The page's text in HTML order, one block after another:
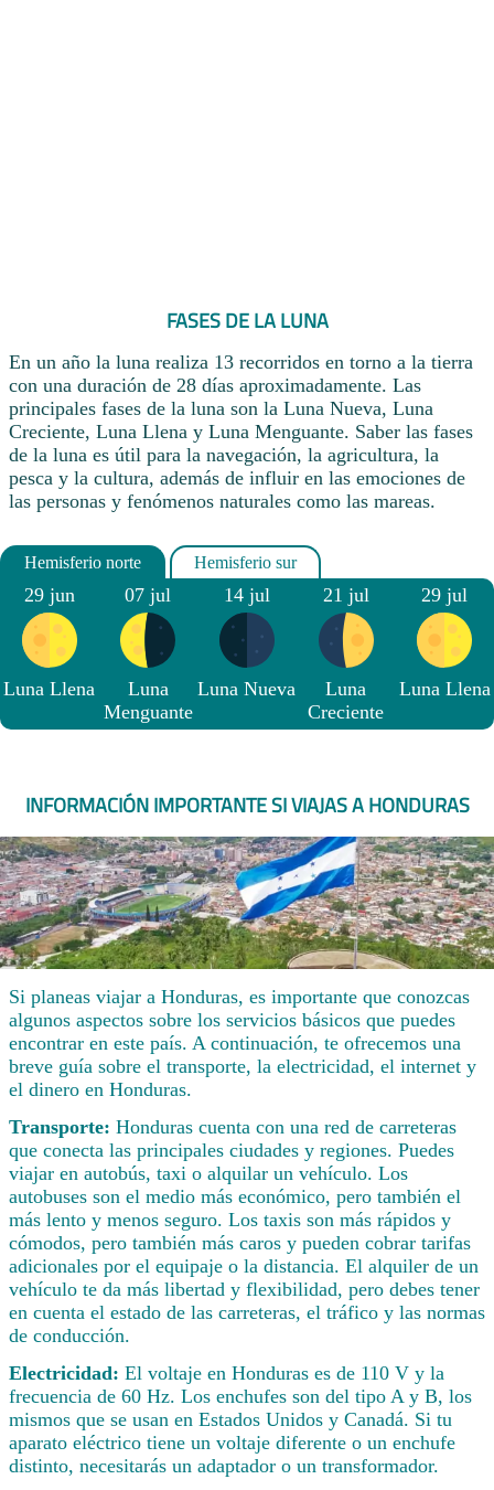
FASES DE LA LUNA
En un año la luna realiza 13 recorridos en torno a la tierra
con una duración de 28 días aproximadamente. Las
principales fases de la luna son la Luna Nueva, Luna
Creciente, Luna Llena y Luna Menguante. Saber las fases
de la luna es útil para la navegación, la agricultura, la
pesca y la cultura, además de influir en las emociones de
las personas y fenómenos naturales como las mareas.
29 jun
Luna Llena
07 jul
Luna
Menguante
14 jul
Luna Nueva
21 jul
Luna
Creciente
29 jul
Luna Llena
INFORMACIÓN IMPORTANTE SI VIAJAS A HONDURAS
Si planeas viajar a Honduras, es importante que conozcas
algunos aspectos sobre los servicios básicos que puedes
encontrar en este país. A continuación, te ofrecemos una
breve guía sobre el transporte, la electricidad, el internet y
el dinero en Honduras.
Transporte: Honduras cuenta con una red de carreteras
que conecta las principales ciudades y regiones. Puedes
viajar en autobús, taxi o alquilar un vehículo. Los
autobuses son el medio más económico, pero también el
más lento y menos seguro. Los taxis son más rápidos y
cómodos, pero también más caros y pueden cobrar tarifas
adicionales por el equipaje o la distancia. El alquiler de un
vehículo te da más libertad y flexibilidad, pero debes tener
en cuenta el estado de las carreteras, el tráfico y las normas
de conducción.
Electricidad: El voltaje en Honduras es de 110 V y la
frecuencia de 60 Hz. Los enchufes son del tipo A y B, los
mismos que se usan en Estados Unidos y Canadá. Si tu
aparato eléctrico tiene un voltaje diferente o un enchufe
distinto, necesitarás un adaptador o un transformador.